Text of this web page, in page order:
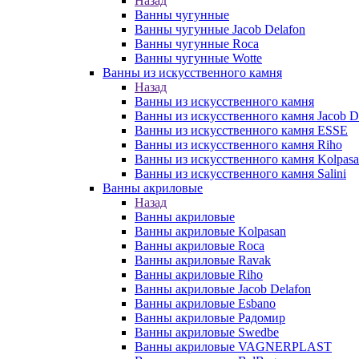
Ванны чугунные
Ванны чугунные Jacob Delafon
Ванны чугунные Roca
Ванны чугунные Wotte
Ванны из искусственного камня
Назад
Ванны из искусственного камня
Ванны из искусственного камня Jacob
Ванны из искусственного камня ESSE
Ванны из искусственного камня Riho
Ванны из искусственного камня
Ванны из искусственного камня Salini
Ванны акриловые
Назад
Ванны акриловые
Ванны акриловые Kolpasan
Ванны акриловые Roca
Ванны акриловые Ravak
Ванны акриловые Riho
Ванны акриловые Jacob Delafon
Ванны акриловые Esbano
Ванны акриловые Радомир
Ванны акриловые Swedbe
Ванны акриловые VAGNERPLAST